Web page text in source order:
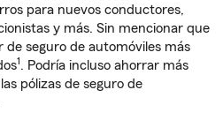
para nuevos conductores,
y más. Sin mencionar que
de seguro de automóviles más
1. Podría incluso ahorrar más
pólizas de seguro de